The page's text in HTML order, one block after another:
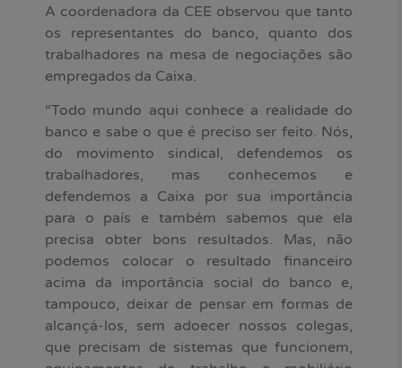
A coordenadora da CEE observou que tanto
os representantes do banco, quanto dos
trabalhadores na mesa de negociações são
empregados da Caixa.
“Todo mundo aqui conhece a realidade do
banco e sabe o que é preciso ser feito. Nós,
do movimento sindical, defendemos os
trabalhadores, mas conhecemos e
defendemos a Caixa por sua importância
para o país e também sabemos que ela
precisa obter bons resultados. Mas, não
podemos colocar o resultado financeiro
acima da importância social do banco e,
tampouco, deixar de pensar em formas de
alcançá-los, sem adoecer nossos colegas,
que precisam de sistemas que funcionem,